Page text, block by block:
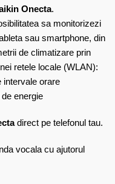
Onecta.
sa monitorizezi
sau smartphone, din
de climatizare prin
retele locale (WLAN):
orare
energie
direct pe telefonul tau.
vocala cu ajutorul